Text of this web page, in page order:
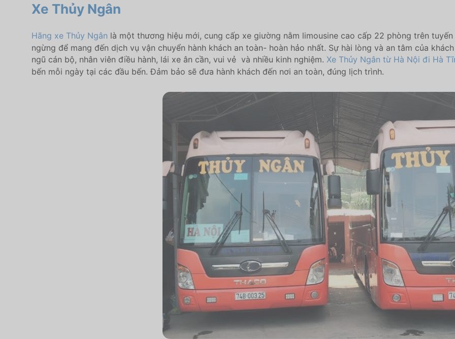
Xe Thủy Ngân
Hãng xe Thủy Ngân là một thương hiệu mới, cung cấp xe giường nằm limousine cao cấp 22 phòng trên
ngừng để mang đến dịch vụ vận chuyển hành khách an toàn- hoàn hảo nhất. Sự hài lòng và an tâm của
ngũ cán bộ, nhân viên điều hành, lái xe ân cần, vui vẻ và nhiều kinh nghiệm. Xe Thủy Ngân từ Hà Nội đi Hà
bến mỗi ngày tại các đầu bến. Đảm bảo sẽ đưa hành khách đến nơi an toàn, đúng lịch trình.